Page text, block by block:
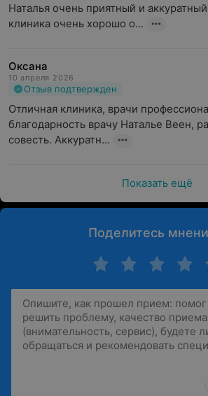
Наталья очень приятный и
клиника очень хорошо о...
Оксана
10 апреля 2026
Отзыв подтвержден
Отличная клиника, врачи
благодарность врачу Наталье Веен,
совесть. Аккуратн...
Показать ещё
Поделитесь